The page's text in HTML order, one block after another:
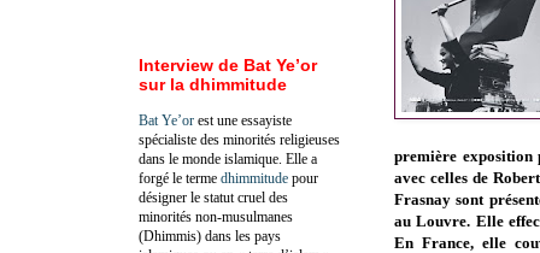
première exposition
avec celles de
Frasnay sont
au Louvre. Elle
En France, elle
Interview de Bat Ye’or
sur la dhimmitude
Bat Ye’or est une essayiste
spécialiste des minorités religieuses
dans le monde islamique. Elle a
forgé le terme dhimmitude pour
désigner le statut cruel des
minorités non-musulmanes
(Dhimmis) dans les pays